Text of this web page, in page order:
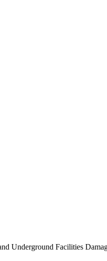
Underground Facilities